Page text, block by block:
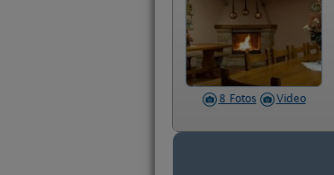
8 Fotos Video